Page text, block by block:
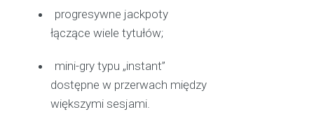
progresywne jackpoty
łączące wiele tytułów;
mini-gry typu „instant”
dostępne w przerwach między
większymi sesjami.